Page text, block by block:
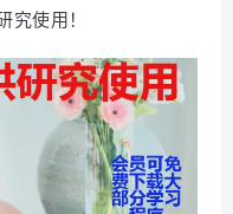
究使用！